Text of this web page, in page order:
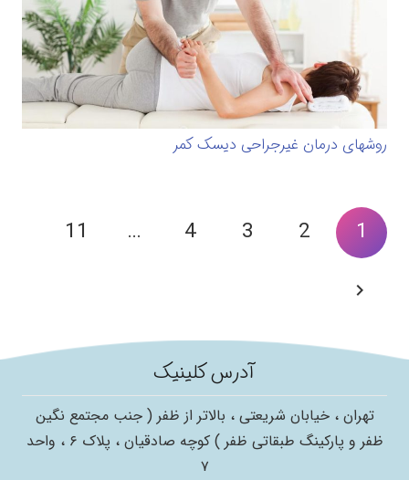
روشهای درمان غیرجراحی دیسک کمر
1
2
3
4
…
11
آدرس کلینیک
تهران ، خیابان شریعتی ، بالاتر از ظفر ( جنب مجتمع نگین
ظفر و پارکینگ طبقاتی ظفر ) کوچه صادقیان ، پلاک ۶ ، واحد
۷